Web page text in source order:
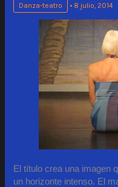
Danza-teatro • 8 julio, 2014
El título crea una imagen
un horizonte intenso. El